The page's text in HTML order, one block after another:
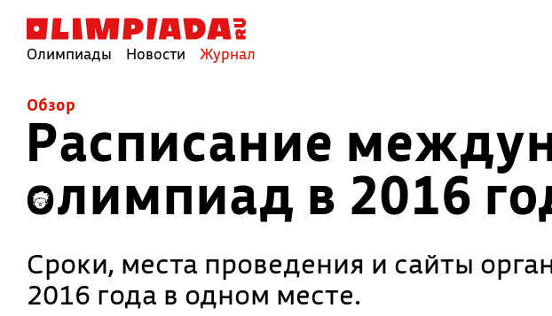
Олимпиады Новости Журнал
Обзор
Расписание
олимпиад в 2016
Сроки, места проведения и сайты
2016 года в одном месте.